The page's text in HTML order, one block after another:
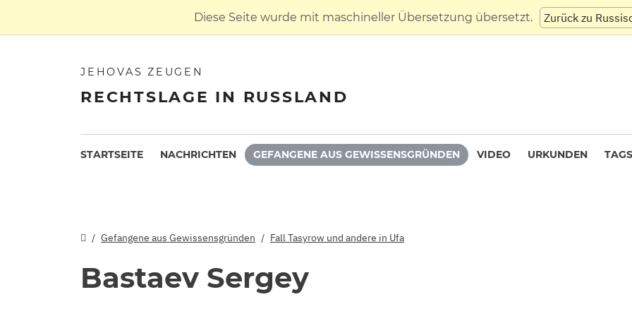
Diese Seite wurde mit maschineller Übersetzung übersetzt. Zurück zu
JEHOVAS ZEUGEN
RECHTSLAGE IN RUSSLAND
STARTSEITE NACHRICHTEN GEFANGENE AUS GEWISSENSGRÜNDEN VIDEO URKUNDEN TAGS
Gefangene aus Gewissensgründen Fall Tasyrow und andere in Ufa
Bastaev Sergey